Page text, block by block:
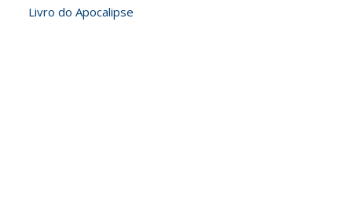
Livro do Apocalipse